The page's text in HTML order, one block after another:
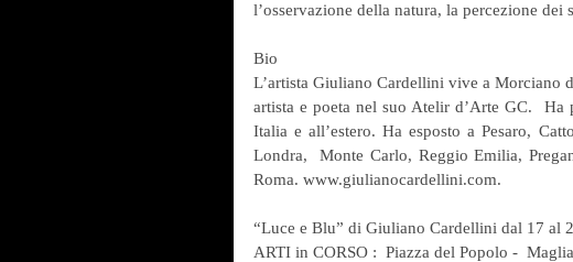
l’osservazione della natura, la percezione dei
Bio
L’artista Giuliano Cardellini vive a Morciano
artista e poeta nel suo Atelir d’Arte GC.  Ha
Italia e all’estero. Ha esposto a Pesaro,
Londra,  Monte Carlo, Reggio Emilia,
Roma. www.giulianocardellini.com.
“Luce e Blu” di Giuliano Cardellini dal 17 al
ARTI in CORSO :  Piazza del Popolo -